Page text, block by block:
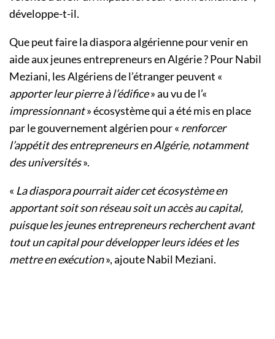
développe-t-il.
Que peut faire la diaspora algérienne pour venir en
aide aux jeunes entrepreneurs en Algérie ? Pour Nabil
Meziani, les Algériens de l’étranger peuvent «
apporter leur pierre à l’édifice» au vu de l’«
impressionnant» écosystème qui a été mis en place
par le gouvernement algérien pour « renforcer
l’appétit des entrepreneurs en Algérie, notamment
des universités».
« La diaspora pourrait aider cet écosystème en
apportant soit son réseau soit un accès au capital,
puisque les jeunes entrepreneurs recherchent avant
tout un capital pour développer leurs idées et les
mettre en exécution», ajoute Nabil Meziani.